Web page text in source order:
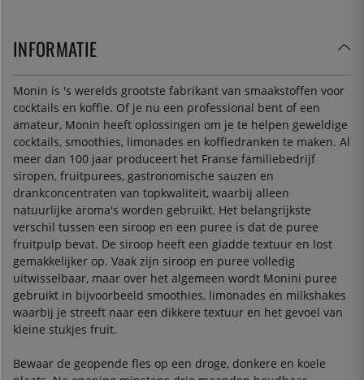
INFORMATIE
Monin is 's werelds grootste fabrikant van smaakstoffen voor
cocktails en koffie. Of je nu een professional bent of een
amateur, Monin heeft oplossingen om je te helpen geweldige
cocktails, smoothies, limonades en koffiedranken te maken. Al
meer dan 100 jaar produceert het Franse familiebedrijf
siropen, fruitpurees, gastronomische sauzen en
drankconcentraten van topkwaliteit, waarbij alleen
natuurlijke aroma's worden gebruikt. Het belangrijkste
verschil tussen een siroop en een puree is dat de puree
fruitpulp bevat. De siroop heeft een gladde textuur en lost
gemakkelijker op. Vaak zijn siroop en puree volledig
uitwisselbaar, maar over het algemeen wordt Monini puree
gebruikt in bijvoorbeeld smoothies, limonades en milkshakes
waarbij je streeft naar een dikkere textuur en het gevoel van
kleine stukjes fruit.
Bewaar de geopende fles op een droge, donkere en koele